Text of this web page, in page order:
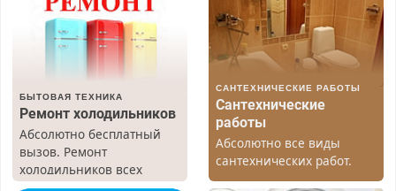
БЫТОВАЯ ТЕХНИКА
Ремонт холодильников
Абсолютно бесплатный
вызов. Ремонт
холодильников всех
марок на дому, с
САНТЕХНИЧЕСКИЕ РАБОТЫ
Сантехнические
работы
Абсолютно все виды
сантехнических работ.
Быстро. Качественно.